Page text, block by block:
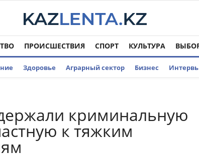
ПРОИСШЕСТВИЯ СПОРТ КУЛЬТУРА
Здоровье Аграрный сектор Бизнес
криминальную
к тяжким